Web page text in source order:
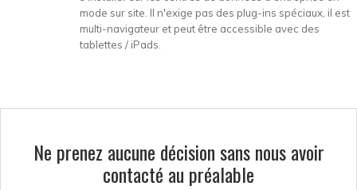
mode sur site. Il n'exige pas des plug-ins spéciaux, il est
multi-navigateur et peut être accessible avec des
tablettes / iPads.
Ne prenez aucune décision sans nous avoir
contacté au préalable